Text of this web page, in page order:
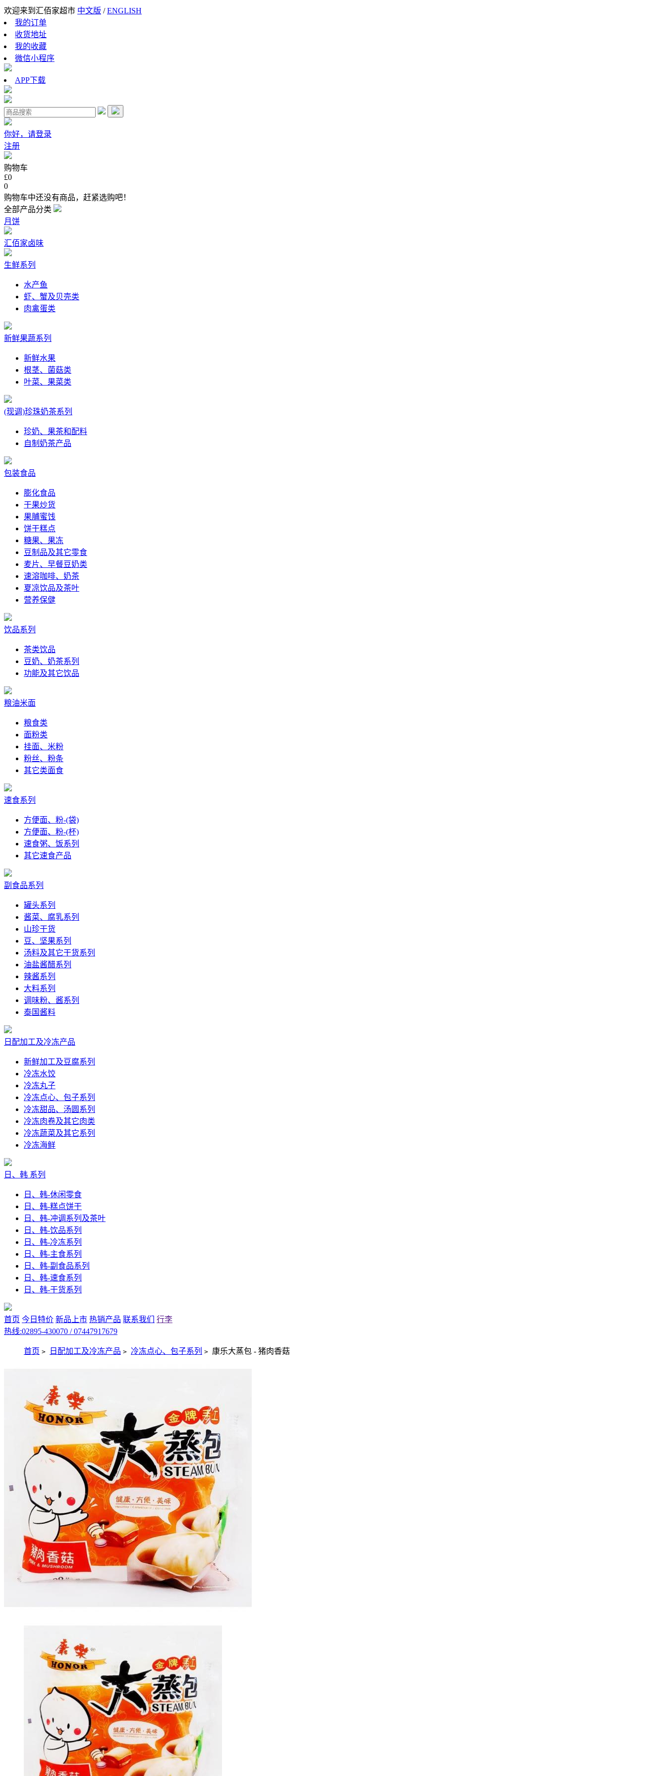
欢迎来到汇佰家超市 中文版 /ENGLISH
我的订单
收货地址
我的收藏
微信小程序
APP下载
你好，请登录
注册
购物车
£0
0
购物车中还没有商品，赶紧选购吧！
全部产品分类
月饼
汇佰家卤味
生鲜系列
水产鱼
虾、蟹及贝壳类
肉禽蛋类
新鲜果蔬系列
新鲜水果
根茎、菌菇类
叶菜、果菜类
(现调)珍珠奶茶系列
珍奶、果茶和配料
自制奶茶产品
包装食品
膨化食品
干果炒货
果脯蜜饯
饼干糕点
糖果、果冻
豆制品及其它零食
麦片、早餐豆奶类
速溶咖啡、奶茶
夏凉饮品及茶叶
营养保健
饮品系列
茶类饮品
豆奶、奶茶系列
功能及其它饮品
粮油米面
粮食类
面粉类
挂面、米粉
粉丝、粉条
其它类面食
速食系列
方便面、粉-(袋)
方便面、粉-(杯)
速食粥、饭系列
其它速食产品
副食品系列
罐头系列
酱菜、腐乳系列
山珍干货
豆、坚果系列
汤料及其它干货系列
油盐酱醋系列
辣酱系列
大料系列
调味粉、酱系列
泰国酱料
日配加工及冷冻产品
新鲜加工及豆腐系列
冷冻水饺
冷冻丸子
冷冻点心、包子系列
冷冻甜品、汤圆系列
冷冻肉卷及其它肉类
冷冻蔬菜及其它系列
冷冻海鲜
日、韩 系列
日、韩-休闲零食
日、韩-糕点饼干
日、韩-冲调系列及茶叶
日、韩-饮品系列
日、韩-冷冻系列
日、韩-主食系列
日、韩-副食品系列
日、韩-速食系列
日、韩-干货系列
首页 今日特价 新品上市 热销产品 联系我们
行李
热线:02895-430070 / 07447917679
首页 > 日配加工及冷冻产品 > 冷冻点心、包子系列 > 康乐大蒸包 - 猪肉香菇